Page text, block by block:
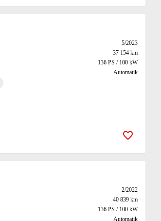
5/2023
37 154 km
136 PS / 100 kW
Automatik
Zur
2/2022
40 839 km
136 PS / 100 kW
Automatik